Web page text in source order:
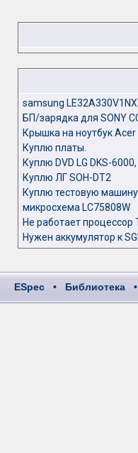
samsung
БП/зарядка для SONY
Крышка на ноутбук Acer
Куплю платы.
Куплю DVD LG DKS-
Куплю ЛГ SOH-DT2
Куплю тестовую
микросхема LC75808W
Не работает процессор
Нужен аккумулятор к
ESpec • Библиотека